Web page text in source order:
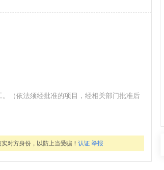
（依法须经批准的项目，经相关部门批准后
对方身份，以防上当受骗！ 认证 举报